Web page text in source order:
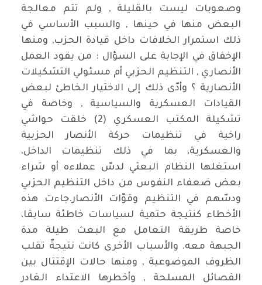
وصعوبات ليست بالقليلة , ولم تتم معالجة
البعض منها في حينها , والسبب الأساسي في
ذلك استمرار الخلافات داخل قيادة الحزب, ومنها
الإخفاق في الإجابة على السؤال : من يقود العمل
الأنصاري , التنظيم الحزبي أم مسئولي التشكيلات
الأنصارية ؟ وأدّى ذلك إلى الاختيار الخاطئ لبعض
القيادات العسكرية والسياسية , وخاصة في
تشكيلة المكتب العسكري (2) خلقت حواشي
راخية في تنظيمات حركة الأنصار الحزبية
والعسكرية، بما في ذلك تنظيمات الداخل،
استغلها النظام البعثي لدسّ عملاءه أو شراء
بعض ضعفاء النفوس من داخل التنظيم الحزبي
ودسّهم في التنظيم وقوّات الأنصار.جاءت هذه
الأخطاء كنتيجة حتمية لسياسات خاطئة سابقا،
خاصة طريقة التعامل مع البعث طيلة مدة
الجبهة معه. والأسباب الأخرى كانت نتيجةّ تقلب
الظروف الموضوعية , ومنها حالات الإقتتال بين
الفصائل المسلحة , وأخطرها الاعتداء الغادر